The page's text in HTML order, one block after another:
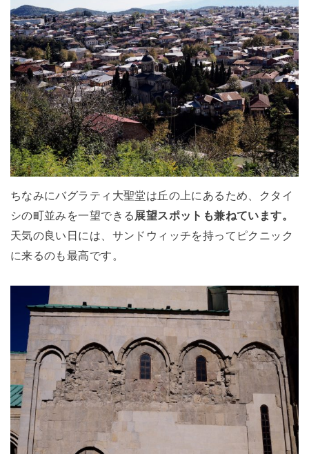
ちなみにバグラティ大聖堂は丘の上にあるため、クタイ
シの町並みを一望できる 展望スポットも兼ねています。
天気の良い日には、サンドウィッチを持ってピクニック
に来るのも最高です。